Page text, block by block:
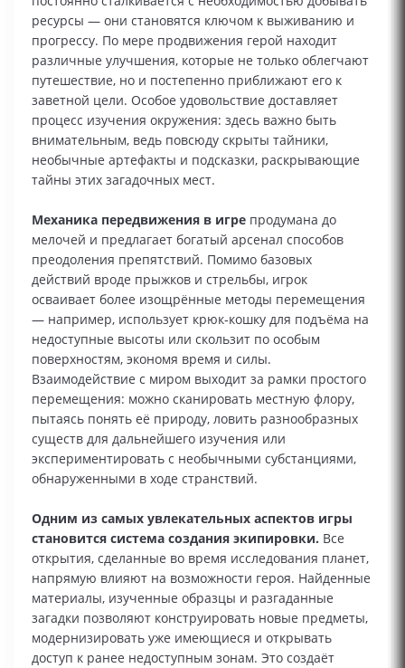
ресурсы — они становятся ключом к выживанию и
прогрессу. По мере продвижения герой находит
различные улучшения, которые не только облегчают
путешествие, но и постепенно приближают его к
заветной цели. Особое удовольствие доставляет
процесс изучения окружения: здесь важно быть
внимательным, ведь повсюду скрыты тайники,
необычные артефакты и подсказки, раскрывающие
тайны этих загадочных мест.
Механика передвижения в игре продумана до
мелочей и предлагает богатый арсенал способов
преодоления препятствий. Помимо базовых
действий вроде прыжков и стрельбы, игрок
осваивает более изощрённые методы перемещения
— например, использует крюк‑кошку для подъёма на
недоступные высоты или скользит по особым
поверхностям, экономя время и силы.
Взаимодействие с миром выходит за рамки простого
перемещения: можно сканировать местную флору,
пытаясь понять её природу, ловить разнообразных
существ для дальнейшего изучения или
экспериментировать с необычными субстанциями,
обнаруженными в ходе странствий.
Одним из самых увлекательных аспектов игры
становится система создания экипировки. Все
открытия, сделанные во время исследования планет,
напрямую влияют на возможности героя. Найденные
материалы, изученные образцы и разгаданные
загадки позволяют конструировать новые предметы,
модернизировать уже имеющиеся и открывать
доступ к ранее недоступным зонам. Это создаёт